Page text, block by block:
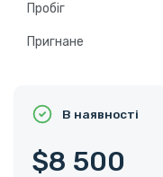
Пробіг
Пригнане
В наявності
$8 500